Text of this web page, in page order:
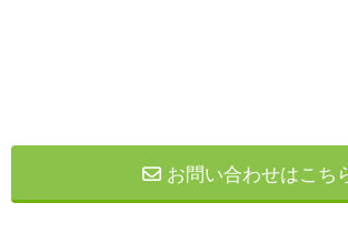
お問い合わせはこち